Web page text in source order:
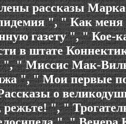
рассказы
", " Как
газету ", "
в штате
", " Миссис Мак-
", " Мои первые
о
", "